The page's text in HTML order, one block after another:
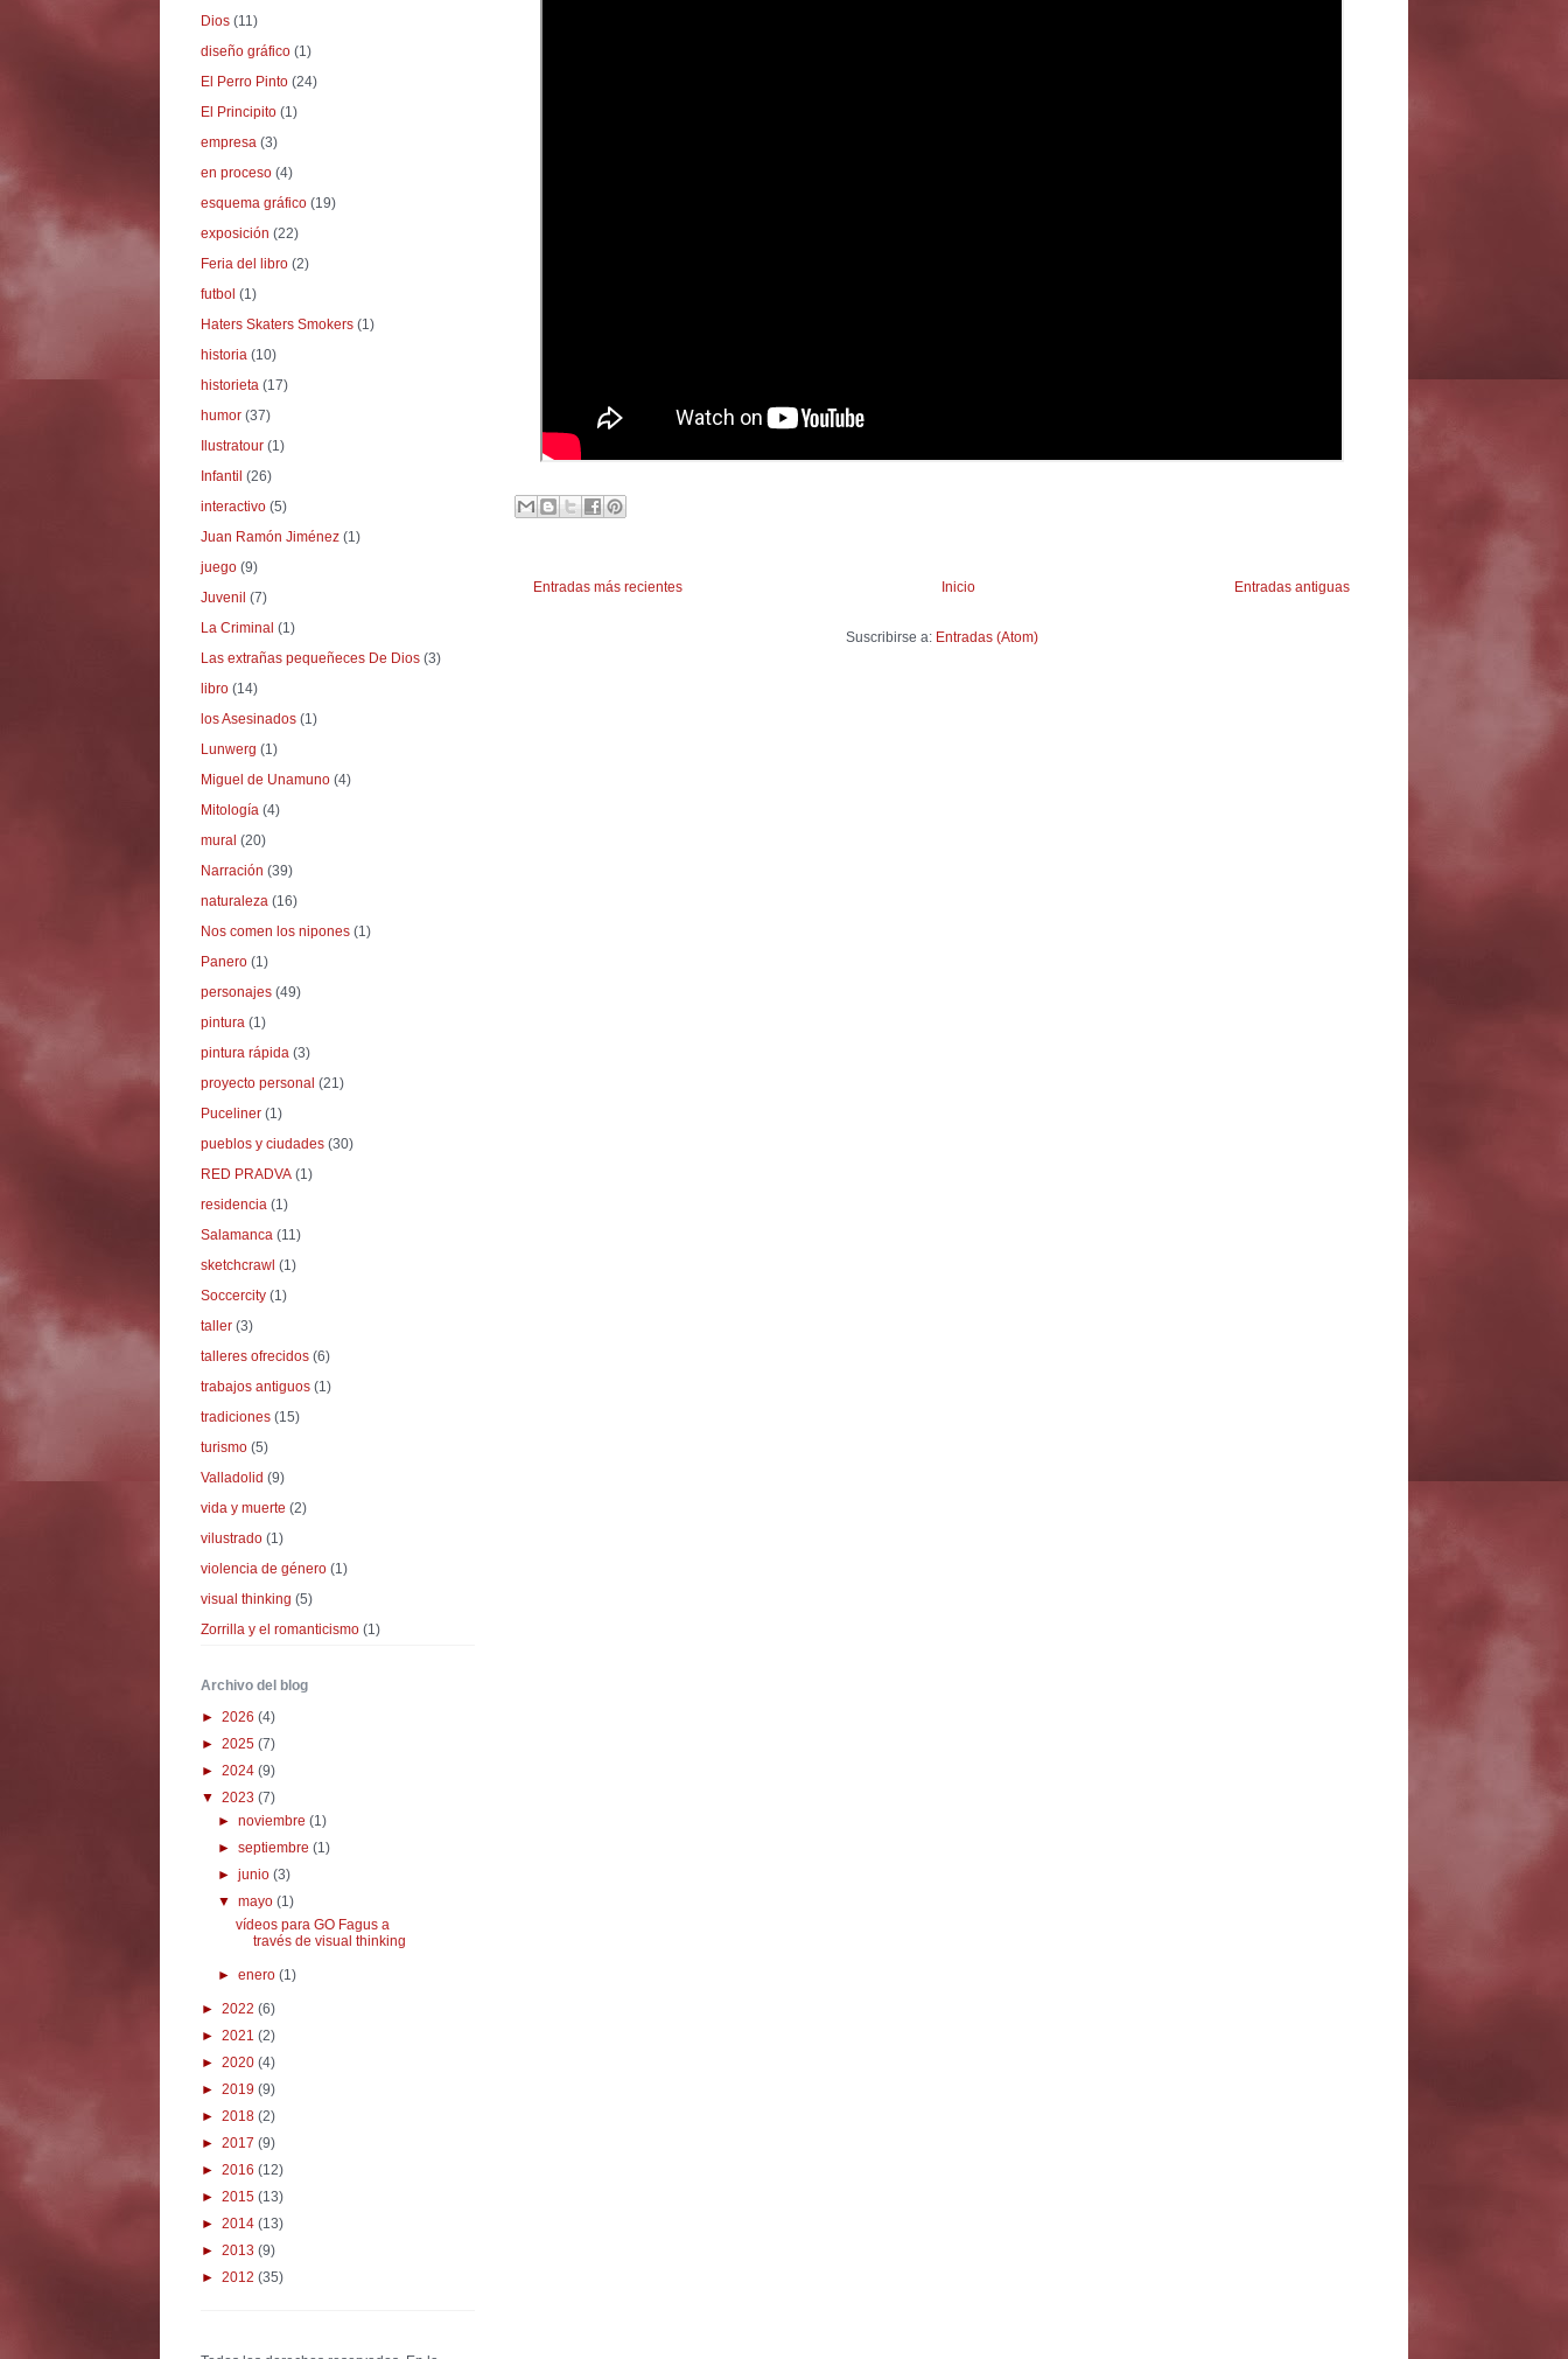
Entradas más recientes Entradas antiguas
Inicio
Suscribirse a: Entradas (Atom)
Dios (11)
diseño gráfico (1)
El Perro Pinto (24)
El Principito (1)
empresa (3)
en proceso (4)
esquema gráfico (19)
exposición (22)
Feria del libro (2)
futbol (1)
Haters Skaters Smokers (1)
historia (10)
historieta (17)
humor (37)
Ilustratour (1)
Infantil (26)
interactivo (5)
Juan Ramón Jiménez (1)
juego (9)
Juvenil (7)
La Criminal (1)
Las extrañas pequeñeces De Dios (3)
libro (14)
los Asesinados (1)
Lunwerg (1)
Miguel de Unamuno (4)
Mitología (4)
mural (20)
Narración (39)
naturaleza (16)
Nos comen los nipones (1)
Panero (1)
personajes (49)
pintura (1)
pintura rápida (3)
proyecto personal (21)
Puceliner (1)
pueblos y ciudades (30)
RED PRADVA (1)
residencia (1)
Salamanca (11)
sketchcrawl (1)
Soccercity (1)
taller (3)
talleres ofrecidos (6)
trabajos antiguos (1)
tradiciones (15)
turismo (5)
Valladolid (9)
vida y muerte (2)
vilustrado (1)
violencia de género (1)
visual thinking (5)
Zorrilla y el romanticismo (1)
Archivo del blog
► 2026 (4)
► 2025 (7)
► 2024 (9)
▼ 2023 (7)
►noviembre(1)
►septiembre(1)
►junio(3)
▼mayo(1)
vídeos para GO Fagus a
través de visual thinking
►enero(1)
► 2022 (6)
► 2021 (2)
► 2020 (4)
► 2019 (9)
► 2018 (2)
► 2017 (9)
► 2016 (12)
► 2015 (13)
► 2014 (13)
► 2013 (9)
► 2012 (35)